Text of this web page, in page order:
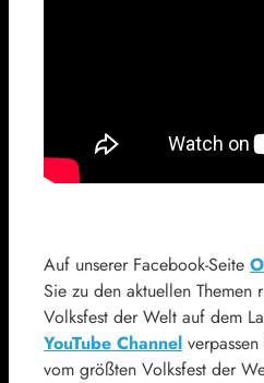
Auf unserer Facebook-Seite
Sie zu den aktuellen Themen
Volksfest der Welt auf dem
YouTube Channel
vom größten Volksfest der